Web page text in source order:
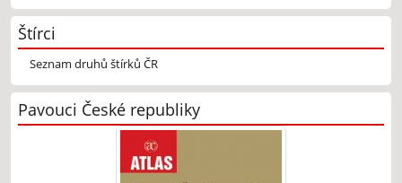
Štírci
Seznam druhů štírků ČR
Pavouci České republiky